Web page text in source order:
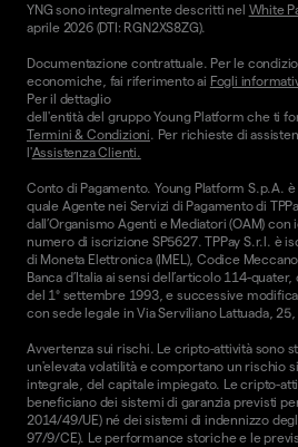
YNG sono integralmente descritti nel White
aprile 2026 (DTI: RGN2XS8ZG).
Documentazione contrattuale. Per le
economiche, fai riferimento ai Fogli
Per il dettaglio
dell'entità del gruppo Young Platform che ti
Termini & Condizioni. Per richieste di
l'Assistenza Clienti.
Conto di Pagamento. Young Platform S.p.A.
quale Agente nei Servizi di Pagamento di
dall’Organismo Agenti e Mediatori (OAM)
numero di iscrizione SP5627. TPPay S.r.l. è
di Moneta Elettronica (IMEL), Codice
Banca d’Italia ai sensi dell’articolo 114-
del 1° settembre 1993, e successive
con sede legale in Via Serviliano Lattuada, 25,
Avvertenza sui rischi. Le cripto-attività sono
un'elevata volatilità e comportano un rischio
integrale, del capitale impiegato. Le cripto-
beneficiano dei sistemi di garanzia previsti
2014/49/UE) né dei sistemi di indennizzo
97/9/CE). Le performance storiche e le